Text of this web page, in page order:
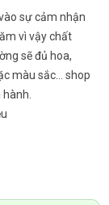
sự cảm nhận
vì vậy chất
sẽ đủ hoa,
màu sắc... shop